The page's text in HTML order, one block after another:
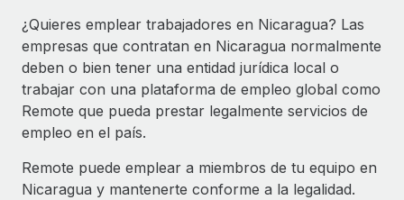
¿Quieres emplear trabajadores en Nicaragua? Las
empresas que contratan en Nicaragua normalmente
deben o bien tener una entidad jurídica local o
trabajar con una plataforma de empleo global como
Remote que pueda prestar legalmente servicios de
empleo en el país.
Remote puede emplear a miembros de tu equipo en
Nicaragua y mantenerte conforme a la legalidad.